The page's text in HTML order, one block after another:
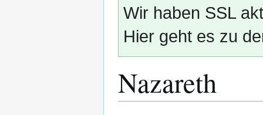
Wir haben SSL
Hier geht es zu
Nazareth